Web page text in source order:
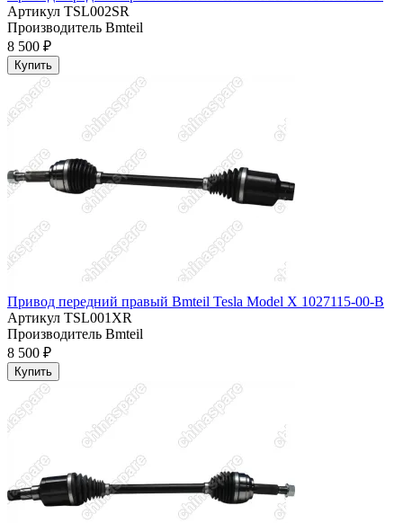
Артикул TSL002SR
Производитель Bmteil
8 500 ₽
Купить
Привод передний правый Bmteil Tesla Model X 1027115-00-B
Артикул TSL001XR
Производитель Bmteil
8 500 ₽
Купить